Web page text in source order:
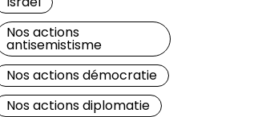
Nos actions
antisemistisme
Nos actions démocratie
Nos actions diplomatie